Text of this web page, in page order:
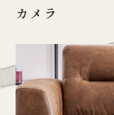
カメラ